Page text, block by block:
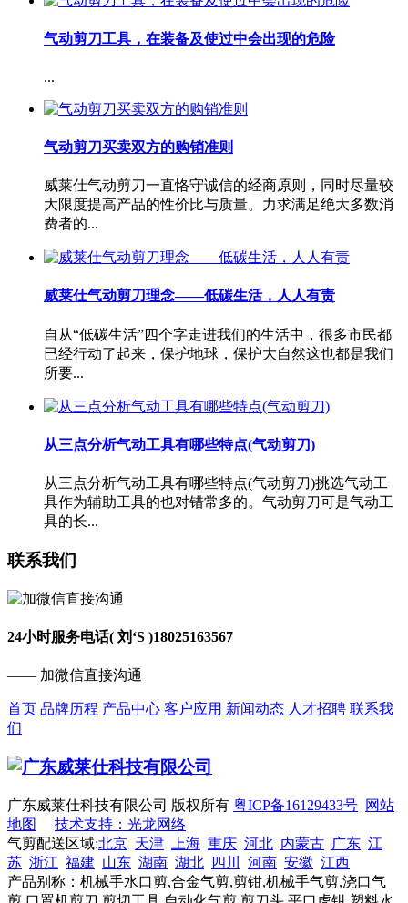
气动剪刀工具，在装备及使过中会出现的危险
...
气动剪刀买卖双方的购销准则
威莱仕气动剪刀一直恪守诚信的经商原则，同时尽量较
大限度提高产品的性价比与质量。力求满足绝大多数消
费者的...
威莱仕气动剪刀理念——低碳生活，人人有责
自从“低碳生活”四个字走进我们的生活中，很多市民都
已经行动了起来，保护地球，保护大自然这也都是我们
所要...
从三点分析气动工具有哪些特点(气动剪刀)
从三点分析气动工具有哪些特点(气动剪刀)挑选气动工
具作为辅助工具的也对错常多的。气动剪刀可是气动工
具的长...
联系我们
24小时服务电话( 刘‘S )18025163567
—— 加微信直接沟通
首页 品牌历程 产品中心 客户应用 新闻动态 人才招聘 联系我
们
广东威莱仕科技有限公司 版权所有 粤ICP备16129433号 网站
地图
技术支持：光龙网络
气剪配送区域:北京 天津 上海 重庆 河北 内蒙古 广东 江
苏 浙江 福建 山东 湖南 湖北 四川 河南 安徽 江西
产品别称：机械手水口剪,合金气剪,剪钳,机械手气剪,浇口气